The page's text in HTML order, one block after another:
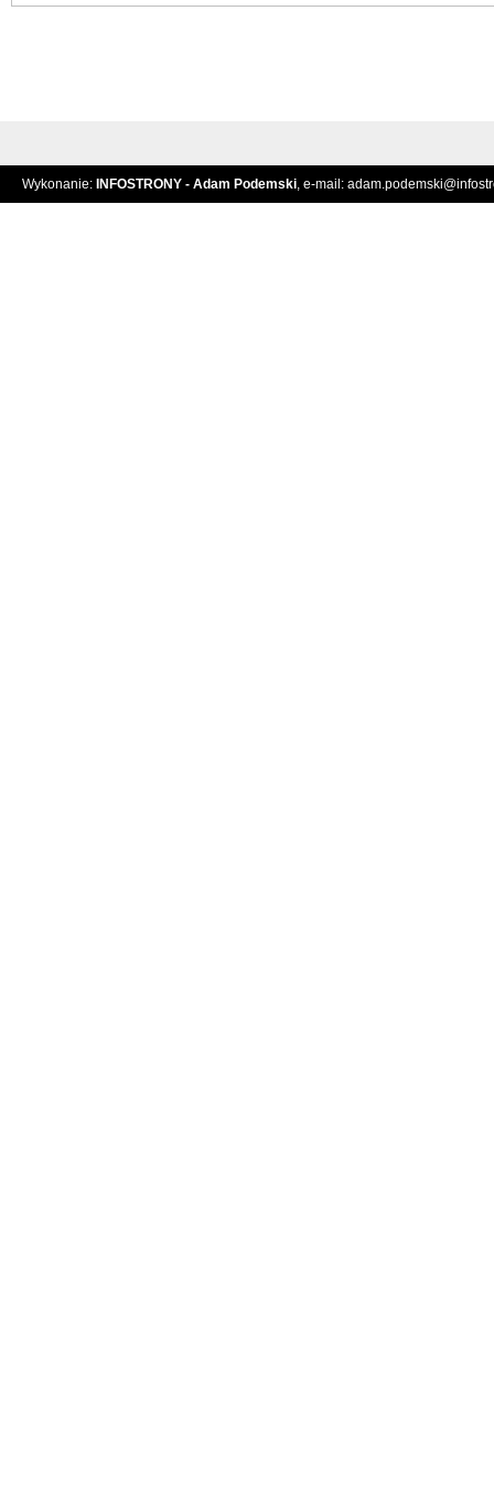
Wykonanie: INFOSTRONY - Adam Podemski, e-mail: